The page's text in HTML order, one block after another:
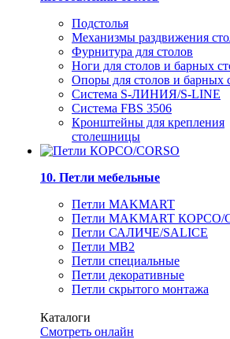
Подстолья
Механизмы раздвижения
Фурнитура для столов
Ноги для столов и барных
Опоры для столов и барных
Система S-ЛИНИЯ/S-LINE
Система FBS 3506
Кронштейны для крепления
столешницы
10. Петли мебельные
Петли MAKMART
Петли MAKMART КОРСО/
Петли САЛИЧЕ/SALICE
Петли MB2
Петли специальные
Петли декоративные
Петли скрытого монтажа
Каталоги
Смотреть онлайн